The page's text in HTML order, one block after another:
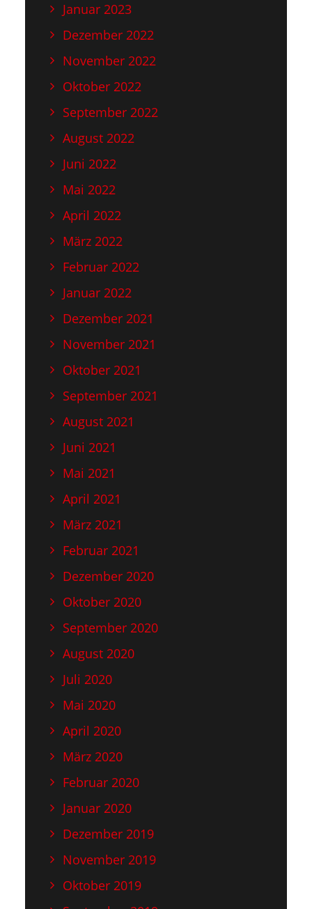
Januar 2023
Dezember 2022
November 2022
Oktober 2022
September 2022
August 2022
Juni 2022
Mai 2022
April 2022
März 2022
Februar 2022
Januar 2022
Dezember 2021
November 2021
Oktober 2021
September 2021
August 2021
Juni 2021
Mai 2021
April 2021
März 2021
Februar 2021
Dezember 2020
Oktober 2020
September 2020
August 2020
Juli 2020
Mai 2020
April 2020
März 2020
Februar 2020
Januar 2020
Dezember 2019
November 2019
Oktober 2019